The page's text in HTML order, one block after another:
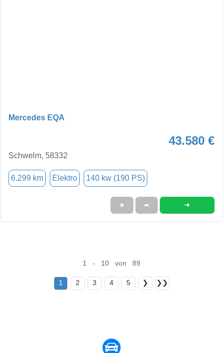
Mercedes EQA
43.580 €
Schwelm, 58332
6.299 km Elektro 140 kw (190 PS)
★ ➦ ➜
1 - 10 von 89
1 2 3 4 5 ❯ ❯❯